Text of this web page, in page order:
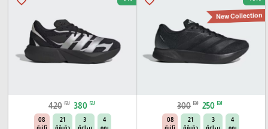
New Collection
300 ₪ 250 ₪
4
يوم
3
ساعة
21
دقيقة
06
ثانية
420 ₪ 380 ₪
4
يوم
3
ساعة
21
دقيقة
06
ثانية